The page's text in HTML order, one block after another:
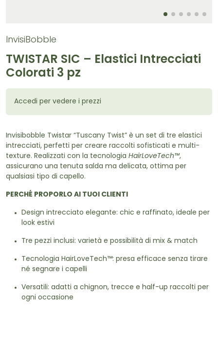
InvisiBobble
TWISTAR SIC – Elastici Intrecciati
Colorati 3 pz
Accedi per vedere i prezzi
Invisibobble Twistar “Tuscany Twist” è un set di tre elastici
intrecciati, perfetti per creare raccolti sofisticati e multi-
texture. Realizzati con la tecnologia HairLoveTech™,
assicurano una tenuta salda ma delicata, ottima per
qualsiasi tipo di capello.
PERCHÉ PROPORLO AI TUOI CLIENTI
Design intrecciato elegante: chic e raffinato, ideale per
look estivi
Tre pezzi inclusi: varietà e possibilità di mix & match
Tecnologia HairLoveTech™: presa efficace senza tirare
né segnare i capelli
Versatili: adatti a chignon, trecce e half-up raccolti per
ogni occasione